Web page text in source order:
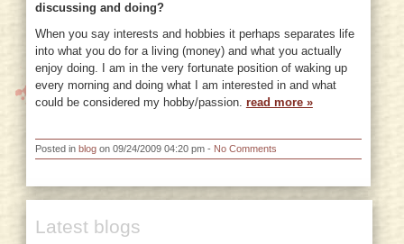
discussing and doing?
When you say interests and hobbies it perhaps separates life
into what you do for a living (money) and what you actually
enjoy doing. I am in the very fortunate position of waking up
every morning and doing what I am interested in and what
could be considered my hobby/passion. read more »
Posted in blogon 09/24/2009 04:20 pm - No Comments
Latest blogs